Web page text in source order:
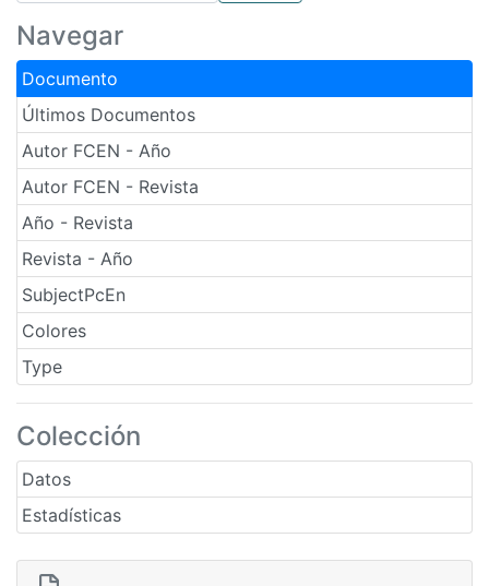
Navegar
Documento
Últimos Documentos
Autor FCEN - Año
Autor FCEN - Revista
Año - Revista
Revista - Año
SubjectPcEn
Colores
Type
Colección
Datos
Estadísticas